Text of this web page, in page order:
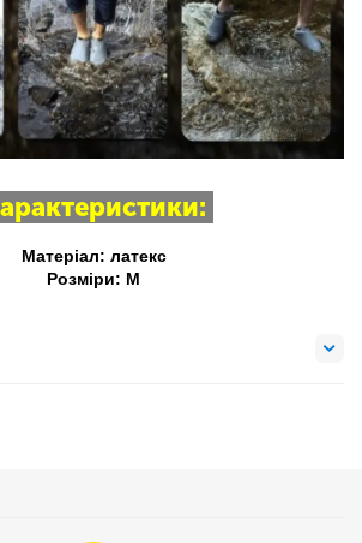
Матеріал: латекс
Розміри: М